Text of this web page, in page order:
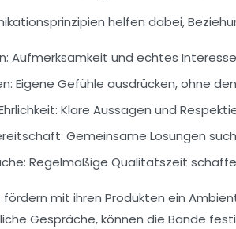
helfen dabei,
Aufmerksamkeit und echtes
Eigene Gefühle ausdrücken, ohne
Klare Aussagen und
Gemeinsame Lösungen
Regelmäßige Qualitätszeit
fördern mit ihren Produkten ein
Gespräche, können die Bande